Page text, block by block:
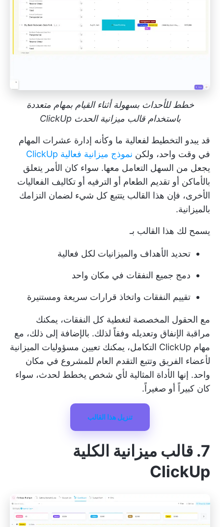
خطط للأحداث بسهولة أثناء القيام بمهام متعددة
باستخدام قالب ميزانية الحدث ClickUp
قد يبدو التخطيط لفعالية ما وكأنه إدارة عشرات المهام
في وقت واحد، ولكن نموذج ميزانية فعالية ClickUp
يجعل من السهل التعامل معها. سواء كان الأمر يتعلق
بالأماكن أو تقديم الطعام أو الترفيه أو تكاليف الفعاليات
الأخرى، فإن هذا القالب يتتبع كل شيء لضمان التزامك
بالميزانية.
يسمح لك هذا القالب بـ
تحديد الأهداف والميزانيات لكل فعالية
دمج جميع النفقات في مكان واحد
تقييم النفقات واتخاذ قرارات سريعة ومستنيرة
مع الحقول المخصصة لتغطية كل النفقات، يمكنك
مراقبة الإنفاق وتعديله وفقاً لذلك. بالإضافة إلى ذلك، مع
مهام ClickUp
التكامل، يمكنك تعيين مسؤوليات الميزانية
لأعضاء الفريق وتتبع التقدم العام للمشروع في مكان
واحد. إنها الأداة المثالية لأي شخص يخطط لحدث، سواء
كان كبيراً أو صغيراً.
تنزيل هذا القالب
7. قالب ميزانية الكلية
ClickUp